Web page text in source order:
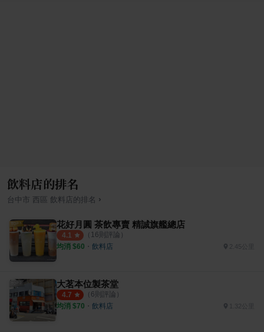
飲料店的排名
台中市 西區 飲料店的排名 ›
花好月圓 茶飲專賣 精誠旗艦總店
4.1 （ 16則評論）
均消 $60 ・ 飲料店 2.45公里
大茗本位製茶堂
4.7 （ 6則評論）
均消 $70 ・ 飲料店